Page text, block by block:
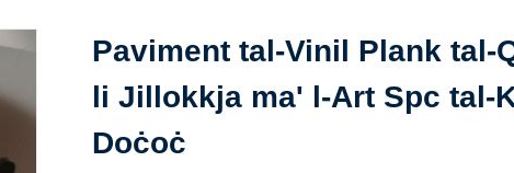
Paviment tal-Vinil Plank tal-
li Jillokkja ma' l-Art Spc tal-
Doċoċ